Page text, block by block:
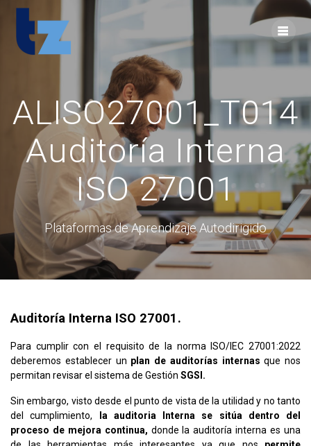
ALISO27001_T014
Auditoría Interna
ISO 27001
Plataformas de Aprendizaje Autodirigido
Auditoría Interna ISO 27001.
Para cumplir con el requisito de la norma ISO/IEC 27001:2022
deberemos establecer un plan de auditorías internas que nos
permitan revisar el sistema de Gestión SGSI.
Sin embargo, visto desde el punto de vista de la utilidad y no tanto
del cumplimiento, la auditoria Interna se sitúa dentro del
proceso de mejora continua, donde la auditoría interna es una